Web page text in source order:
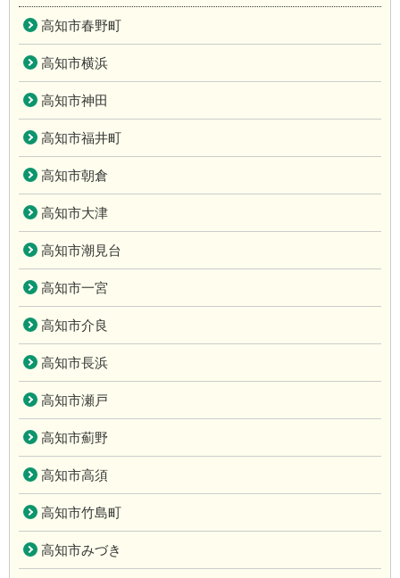
高知市春野町
高知市横浜
高知市神田
高知市福井町
高知市朝倉
高知市大津
高知市潮見台
高知市一宮
高知市介良
高知市長浜
高知市瀬戸
高知市薊野
高知市高須
高知市竹島町
高知市みづき